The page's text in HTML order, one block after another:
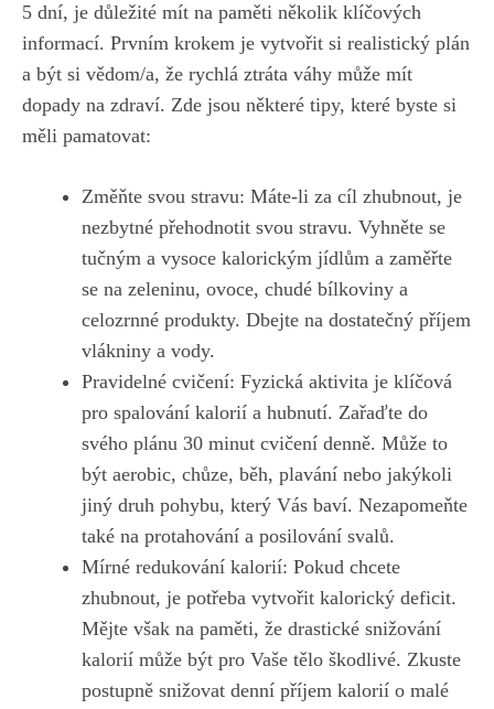
5 dní,⁤ je důležité⁤ mít​ na paměti ⁤několik klíčových
informací. Prvním krokem je vytvořit ‌si⁢ realistický plán
a být si vědom/a, že rychlá ztráta váhy​ může‍ mít
dopady na zdraví. Zde jsou některé⁤ tipy, které byste si
měli pamatovat:
Změňte svou⁤ stravu: Máte-li za cíl zhubnout, je
nezbytné přehodnotit svou stravu. Vyhněte ⁤se
tučným a vysoce kalorickým ‌jídlům ⁣a‍ zaměřte
⁣se na zeleninu,⁤ ovoce, ‌chudé bílkoviny a
celozrnné produkty. Dbejte na dostatečný příjem‍
vlákniny a vody.
Pravidelné cvičení:‌ Fyzická aktivita ​je klíčová⁤
pro spalování kalorií⁢ a hubnutí. Zařaďte do
svého plánu 30 minut cvičení denně.⁢ Může to
být ‍aerobic,‌ chůze, běh, plavání nebo jakýkoli
jiný druh pohybu, který Vás⁢ baví. Nezapomeňte
také na protahování a⁢ posilování svalů.
Mírné redukování kalorií: Pokud ‌chcete
zhubnout, je ⁣potřeba vytvořit kalorický deficit.
Mějte však ‌na paměti, že ⁢drastické snižování
⁤kalorií může být pro Vaše tělo⁢ škodlivé. Zkuste
postupně snižovat‍ denní příjem kalorií o malé